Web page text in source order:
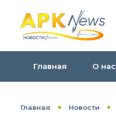
Главная О нас
Главная Новости